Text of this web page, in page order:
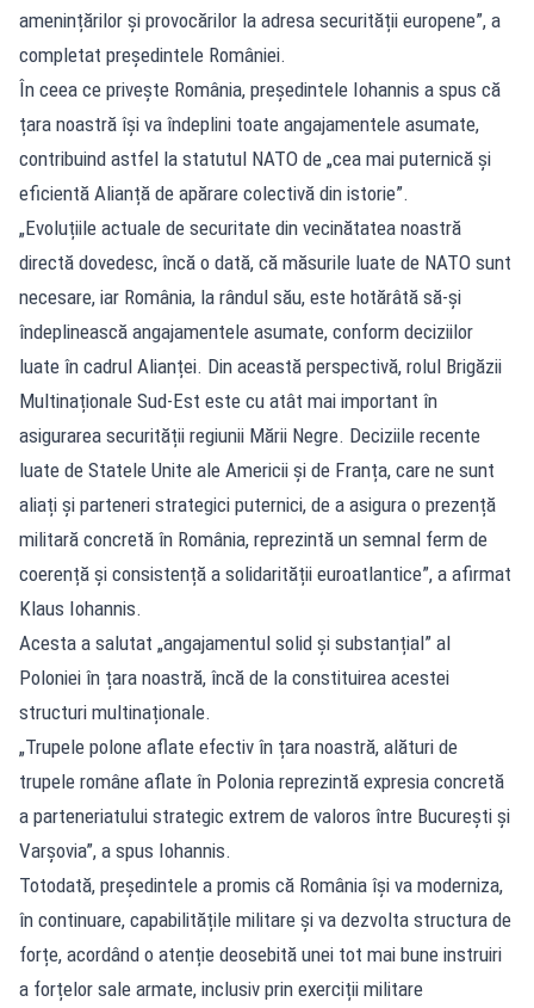
amenințărilor și provocărilor la adresa securității europene”, a
completat președintele României.
În ceea ce privește România, președintele Iohannis a spus că
țara noastră își va îndeplini toate angajamentele asumate,
contribuind astfel la statutul NATO de „cea mai puternică și
eficientă Alianță de apărare colectivă din istorie”.
„Evoluțiile actuale de securitate din vecinătatea noastră
directă dovedesc, încă o dată, că măsurile luate de NATO sunt
necesare, iar România, la rândul său, este hotărâtă să-și
îndeplinească angajamentele asumate, conform deciziilor
luate în cadrul Alianței. Din această perspectivă, rolul Brigăzii
Multinaționale Sud-Est este cu atât mai important în
asigurarea securității regiunii Mării Negre. Deciziile recente
luate de Statele Unite ale Americii și de Franța, care ne sunt
aliați și parteneri strategici puternici, de a asigura o prezență
militară concretă în România, reprezintă un semnal ferm de
coerență și consistență a solidarității euroatlantice”, a afirmat
Klaus Iohannis.
Acesta a salutat „angajamentul solid și substanțial” al
Poloniei în țara noastră, încă de la constituirea acestei
structuri multinaționale.
„Trupele polone aflate efectiv în țara noastră, alături de
trupele române aflate în Polonia reprezintă expresia concretă
a parteneriatului strategic extrem de valoros între București și
Varșovia”, a spus Iohannis.
Totodată, președintele a promis că România își va moderniza,
în continuare, capabilitățile militare și va dezvolta structura de
forțe, acordând o atenție deosebită unei tot mai bune instruiri
a forțelor sale armate, inclusiv prin exerciții militare